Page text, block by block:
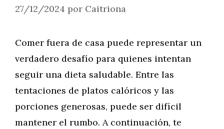
27/12/2024 por Caitriona
Comer fuera de casa puede representar un
verdadero desafío para quienes intentan
seguir una dieta saludable. Entre las
tentaciones de platos calóricos y las
porciones generosas, puede ser difícil
mantener el rumbo. A continuación, te